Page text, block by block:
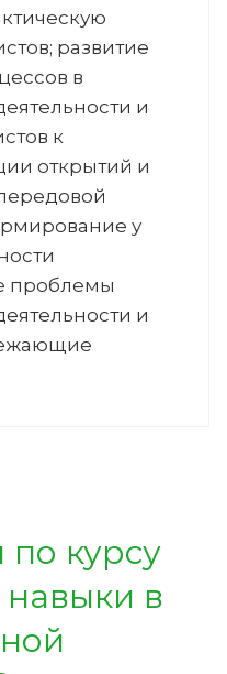
развитие
в
и
к
открытий и
у
проблемы
и
курсу
в